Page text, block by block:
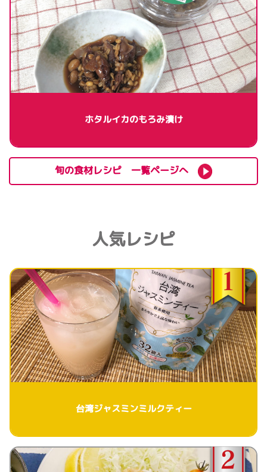
ホタルイカのもろみ漬け
旬の食材レシピ 一覧ページへ
人気レシピ
台湾ジャスミンミルクティー